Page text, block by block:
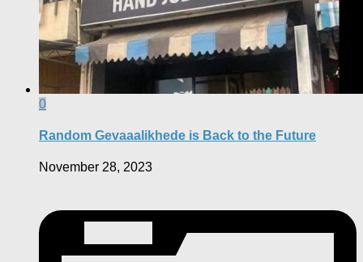
0
Random Gevaaalikhede is Back to the Future
November 28, 2023